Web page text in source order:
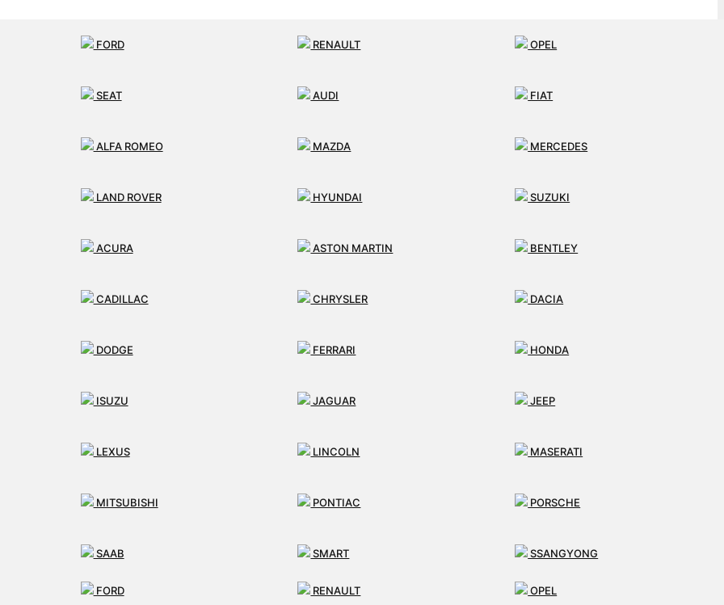
FORD RENAULT OPEL
SEAT AUDI FIAT
ALFA ROMEO MAZDA MERCEDES
LAND ROVER HYUNDAI SUZUKI
ACURA ASTON MARTIN BENTLEY
CADILLAC CHRYSLER DACIA
DODGE FERRARI HONDA
ISUZU JAGUAR JEEP
LEXUS LINCOLN MASERATI
MITSUBISHI PONTIAC PORSCHE
SAAB SMART SSANGYONG
FORD RENAULT OPEL